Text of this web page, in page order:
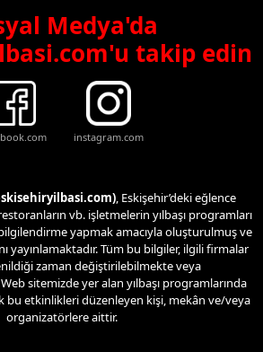
Medya'da
takip edin
instagram.com
, Eskişehir’deki eğlence
vb. işletmelerin yılbaşı programları
yapmak amacıyla oluşturulmuş ve
yayınlamaktadır. Tüm bu bilgiler, ilgili firmalar
zaman değiştirilebilmekte veya
sitemizde yer alan yılbaşı programlarında
etkinlikleri düzenleyen kişi, mekân ve/veya
organizatörlere aittir.